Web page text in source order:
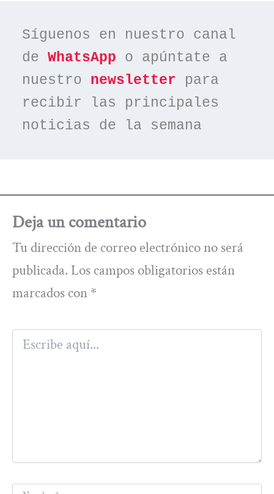
Síguenos en nuestro canal
de WhatsApp o apúntate a
nuestro newsletter para
recibir las principales
noticias de la semana
Deja un comentario
Tu dirección de correo electrónico no será
publicada. Los campos obligatorios están
marcados con *
Escribe
aquí...
Nombre*